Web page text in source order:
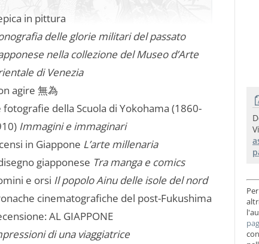
in pittura
delle glorie militari del passato
nella collezione del Museo d’Arte
di Venezia
agire 無為
fotografie della Scuola di Yokohama (1860-
Immagini e immaginari
in Giappone L’arte millenaria
giapponese Tra manga e comics
e orsi Il popolo Ainu delle isole del nord
cinematografiche del post-Fukushima
AL GIAPPONE
di una viaggiatrice